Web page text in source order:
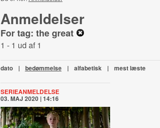
Anmeldelser
For tag: the great
1 - 1 ud af 1
dato | bedømmelse | alfabetisk | mest læste
SERIEANMELDELSE
03. MAJ 2020 | 14:16